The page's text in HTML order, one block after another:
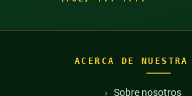
ACERCA DE NUESTRA
Sobre nosotros